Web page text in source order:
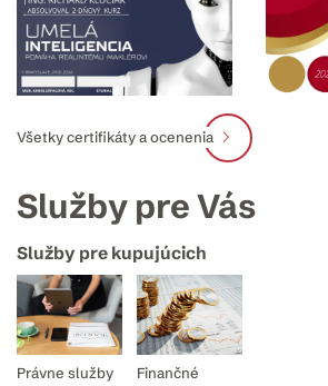
Všetky certifikáty a ocenenia
Služby pre Vás
Služby pre kupujúcich
Právne služby
Finančné